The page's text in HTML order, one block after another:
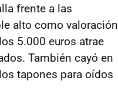
frente a las
alto como valoración
5.000 euros atrae
También cayó en
tapones para oídos